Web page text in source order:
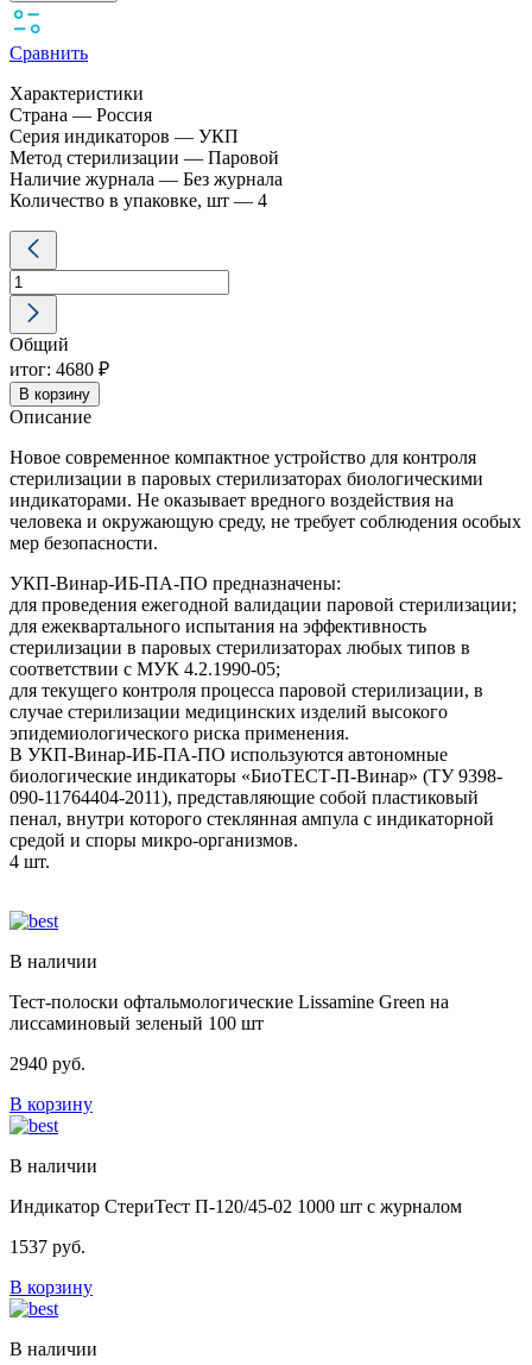
Сравнить
Характеристики
Страна — Россия
Серия индикаторов — УКП
Метод стерилизации — Паровой
Наличие журнала — Без журнала
Количество в упаковке, шт — 4
Количество
товара
УКП-
Винар-
ИБ-
ПА-
ПО
4
шт
Общий
итог: 4680 ₽
В корзину
Описание
Новое современное компактное устройство для контроля
стерилизации в паровых стерилизаторах биологическими
индикаторами. Не оказывает вредного воздействия на
человека и окружающую среду, не требует соблюдения особых
мер безопасности.
УКП-Винар-ИБ-ПА-ПО предназначены:
для проведения ежегодной валидации паровой стерилизации;
для ежеквартального испытания на эффективность
стерилизации в паровых стерилизаторах любых типов в
соответствии с МУК 4.2.1990-05;
для текущего контроля процесса паровой стерилизации, в
случае стерилизации медицинских изделий высокого
эпидемиологического риска применения.
В УКП-Винар-ИБ-ПА-ПО используются автономные
биологические индикаторы «БиоТЕСТ-П-Винар» (ТУ 9398-
090-11764404-2011), представляющие собой пластиковый
пенал, внутри которого стеклянная ампула с индикаторной
средой и споры микро-организмов.
4 шт.
В наличии
Тест-полоски офтальмологические Lissamine Green на
лиссаминовый зеленый 100 шт
2940 руб.
В корзину
В наличии
Индикатор СтериТест П-120/45-02 1000 шт с журналом
1537 руб.
В корзину
В наличии